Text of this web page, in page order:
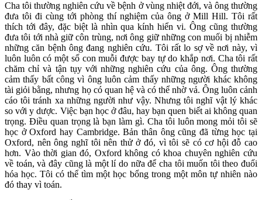
Cha tôi thường nghiên cứu về bệnh ở vùng nhiệt đới, và ông thường
đưa tôi đi cùng tới phòng thí nghiệm của ông ở Mill Hill. Tôi rất
thích tới đây, đặc biệt là nhìn qua kính hiển vi. Ông cũng thường
đưa tôi tới nhà giữ côn trùng, nơi ông giữ những con muối bị nhiễm
những căn bệnh ông đang nghiên cứu. Tôi rất lo sợ về nơi này, vì
luôn luôn có một số con muỗi được bay tự do khắp nơi. Cha tôi rất
chăm chỉ và tận tụy với những nghiên cứu của ông. Ông thường
cảm thấy bất công vì ông luôn cảm thấy những người khác không
tài giỏi bằng, nhưng họ có quan hệ và có thể nhờ vả. Ông luôn cảnh
cáo tôi tránh xa những người như vậy. Nhưng tôi nghĩ vật lý khác
so với y dược. Việc bạn học ở đâu, hay bạn quen biết ai không quan
trọng. Điều quan trọng là bạn làm gì. Cha tôi luôn mong mỏi tôi sẽ
học ở Oxford hay Cambridge. Bản thân ông cũng đã từng học tại
Oxford, nên ông nghĩ tôi nên thử ở đó, vì tôi sẽ có cơ hội đỗ cao
hơn. Vào thời gian đó, Oxford không có khoa chuyên nghiên cứu
về toán, và đây cũng là một lí do nữa để cha tôi muốn tôi theo đuổi
hóa học. Tôi có thể tìm một học bổng trong một môn tự nhiên nào
đó thay vì toán.